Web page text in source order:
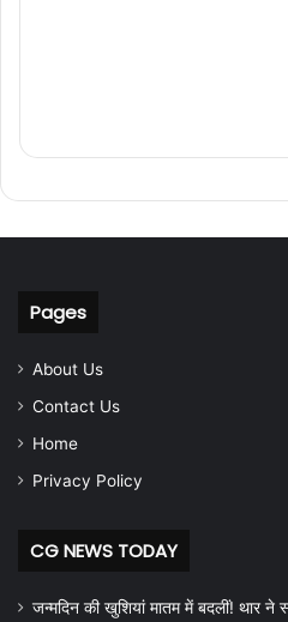
Pages
About Us
Contact Us
Home
Privacy Policy
CG NEWS TODAY
जन्मदिन की खुशियां मातम में बदलीं! थार ने